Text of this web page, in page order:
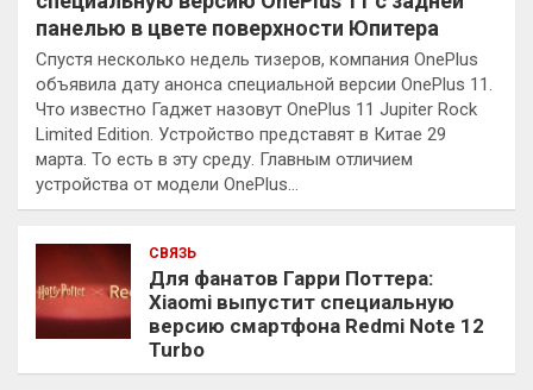
панелью в цвете поверхности Юпитера
Спустя несколько недель тизеров, компания OnePlus
объявила дату анонса специальной версии OnePlus 11.
Что известно Гаджет назовут OnePlus 11 Jupiter Rock
Limited Edition. Устройство представят в Китае 29
марта. То есть в эту среду. Главным отличием
устройства от модели OnePlus…
СВЯЗЬ
Для фанатов Гарри Поттера:
Xiaomi выпустит специальную
версию смартфона Redmi Note 12
Turbo